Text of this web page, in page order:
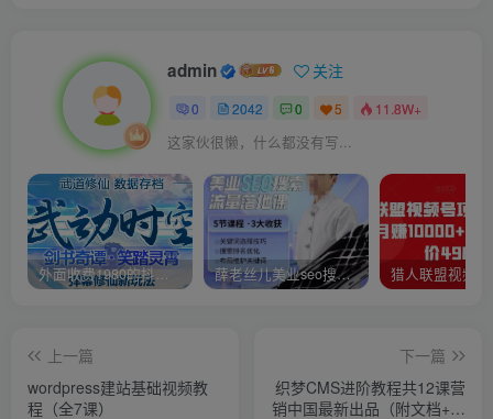
admin 关注
0 2042 0 5 11.8W+
这家伙很懒，什么都没有写...
外面收费1980的抖音武动时空直播项目，无需真人出镜，实时互动直播【软件+详细教程】 薛老丝儿美业seo搜索流量落地课，一周暴涨20w粉丝，全干货讲解
上一篇
wordpress建站基础视频教
程（全7课）
下一篇
织梦CMS进阶教程共12课营
销中国最新出品（附文档+工